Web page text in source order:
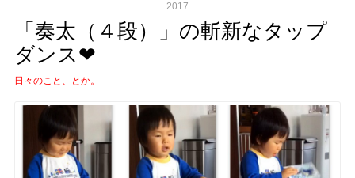
2017
「奏太（４段）」の斬新なタップ
ダンス❤︎
日々のこと、とか。